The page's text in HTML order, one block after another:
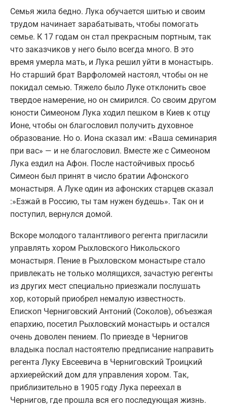
Семья жила бедно. Лука обучается шитью и своим
трудом начинает зарабатывать, чтобы помогать
семье. К 17 годам он стал прекрасным портным, так
что заказчиков у него было всегда много. В это
время умерла мать, и Лука решил уйти в монастырь.
Но старший брат Варфоломей настоял, чтобы он не
покидал семью. Тяжело было Луке отклонить свое
твердое намерение, но он смирился. Со своим другом
юности Симеоном Лука ходил пешком в Киев к отцу
Ионе, чтобы он благословил получить духовное
образование. Но о. Иона сказал им: «Ваша семинария
при вас» — и не благословил. Вместе же с Симеоном
Лука ездил на Афон. После настойчивых просьб
Симеон был принят в число братии Афонского
монастыря. А Луке один из афонских старцев сказал
:»Езжай в Россию, ты там нужен будешь». Так он и
поступил, вернулся домой.
Вскоре молодого талантливого регента пригласили
управлять хором Рыхловского Никольского
монастыря. Пение в Рыхловском монастыре стало
привлекать не только молящихся, зачастую регенты
из других мест специально приезжали послушать
хор, который приобрел немалую известность.
Епископ Черниговский Антоний (Соколов), объезжая
епархию, посетил Рыхловский монастырь и остался
очень доволен пением. По приезде в Чернигов
владыка послал настоятелю предписание направить
регента Луку Евсеевича в Черниговский Троицкий
архиерейский дом для управления хором. Так,
приблизительно в 1905 году Лука переехал в
Чернигов, где прошла вся его последующая жизнь.